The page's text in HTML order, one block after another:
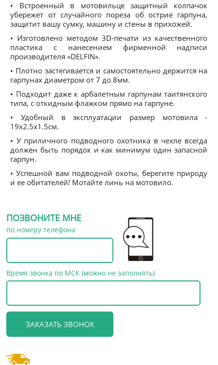
• Встроенный в мотовильце защитный колпачок
убережет от случайного пореза об острие гарпуна,
защитит вашу сумку, машину и стены в прихожей.
• Изготовлено методом 3D-печати из качественного
пластика с нанесением фирменной надписи
производителя «DELFIN».
• Плотно застегивается и самостоятельно держится на
гарпунах диаметром от 7 до 8мм.
• Подходит даже к арбалетным гарпунам таитянского
типа, с откидным флажком прямо на гарпуне.
• Удобный в эксплуатации размер мотовила -
19х2.5х1.5см.
• У приличного подводного охотника в чехле всегда
должен быть порядок и как минимум один запасной
гарпун.
• Успешной вам подводной охоты, берегите природу
и ее обитателей! Мотайте линь на мотовило.
ПОЗВОНИТЕ МНЕ
по номеру телефона
Время звонка по МСК (можно не заполнять)